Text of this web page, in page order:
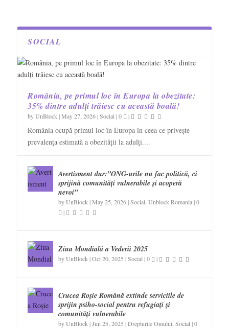
SOCIAL
România, pe primul loc în Europa la obezitate:
35% dintre adulți trăiesc cu această boală!
byUnBlock |May 27, 2026|Social |0 |
România ocupă primul loc în Europa în ceea ce privește
prevalența estimată a obezității la adulți....
Avertisment dur:”ONG-urile nu fac politică, ci
sprijină comunități vulnerabile și acoperă
nevoi”
byUnBlock |May 25, 2026|Social ,Unblock Romania|0
|
Ziua Mondială a Vederii 2025
byUnBlock |Oct 20, 2025 |Social |0 |
Crucea Roșie Română extinde serviciile de
sprijin psiho-social pentru refugiați și
comunități vulnerabile
byUnBlock |Jun 25, 2025 |Drepturile Omului ,Social |0